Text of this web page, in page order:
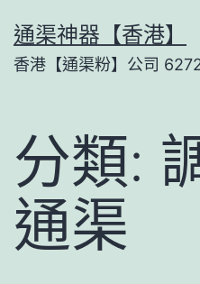
to
content
通渠神器【香港】
香港【通渠粉】公司
分類:
通渠